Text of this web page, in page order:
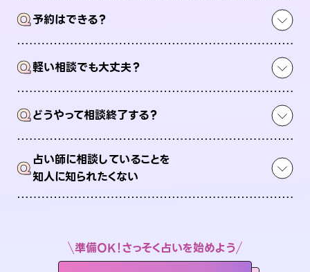
Q予約はできる？
Q軽い相談でも大丈夫？
Qどうやって相談終了する？
Q占い師に相談していることを
知人に知られたくない
準備OK！さっそく占いを始めよう